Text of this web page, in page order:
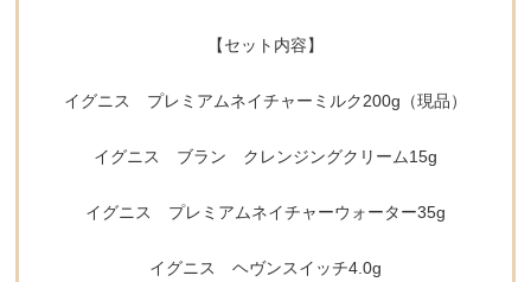
【セット内容】
イグニス プレミアムネイチャーミルク200g（現品）
イグニス ブラン クレンジングクリーム15g
イグニス プレミアムネイチャーウォーター35g
イグニス ヘヴンスイッチ4.0g